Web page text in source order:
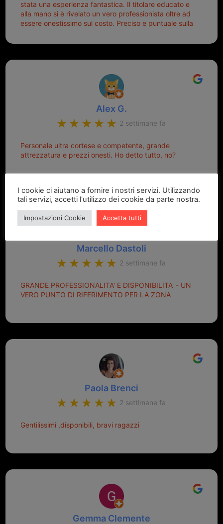
stata una esperienza fantastica. Il titolare educato e
alla mano si è rivelato un vero professionista oltre ad
essere onestissimo sul costo. Preciso e puntuale sulla
Alex G.
2 settimane fa
Personale ultra cortese e competente, grande
attrezzatura e prezzi onesti. Ho detto tutto, no?
Marcello Dastoli
2 settimane fa
GRANDE PROFESSIONALITA' E DISPONIBILITA' - UN
VERO PUNTO DI RIFERIMENTO PER LA ZONA
Paola Brenci
2 settimane fa
Gentilissimi ,disponibili, bravi ragazzi
Gemma Clemente
I cookie ci aiutano a fornire i nostri servizi. Utilizzando
tali servizi, accetti l'utilizzo dei cookie da parte nostra.
Impostazioni Cookie Accetta tutti